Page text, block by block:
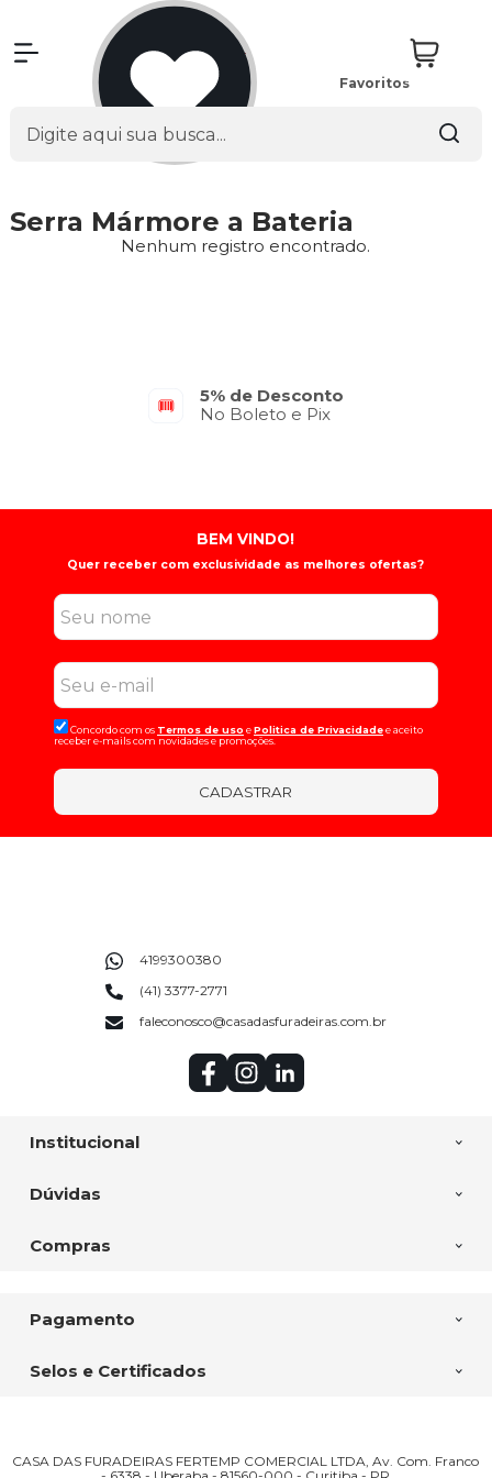
Favoritos
Serra Mármore a Bateria
Nenhum registro encontrado.
5% de Desconto
No Boleto e Pix
BEM VINDO!
Quer receber com exclusividade as melhores ofertas?
Concordo com os Termos de uso ePolitica de Privacidadee aceito
receber e-mails com novidades e promoções.
CADASTRAR
Institucional
Dúvidas
Compras
4199300380
(41) 3377-2771
faleconosco@casadasfuradeiras.com.br
Pagamento
Selos e Certificados
CASA DAS FURADEIRAS FERTEMP COMERCIAL LTDA, Av. Com. Franco